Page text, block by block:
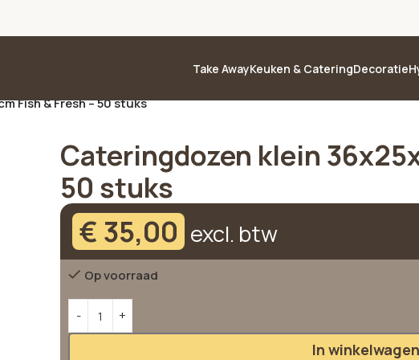
Take AwayKeuken & CateringDecoratie
Fish & Fresh – 50 stuks
Cateringdozen klein
50 stuks
€ 35,00 excl. btw
Op voorraad
In winkelwagen